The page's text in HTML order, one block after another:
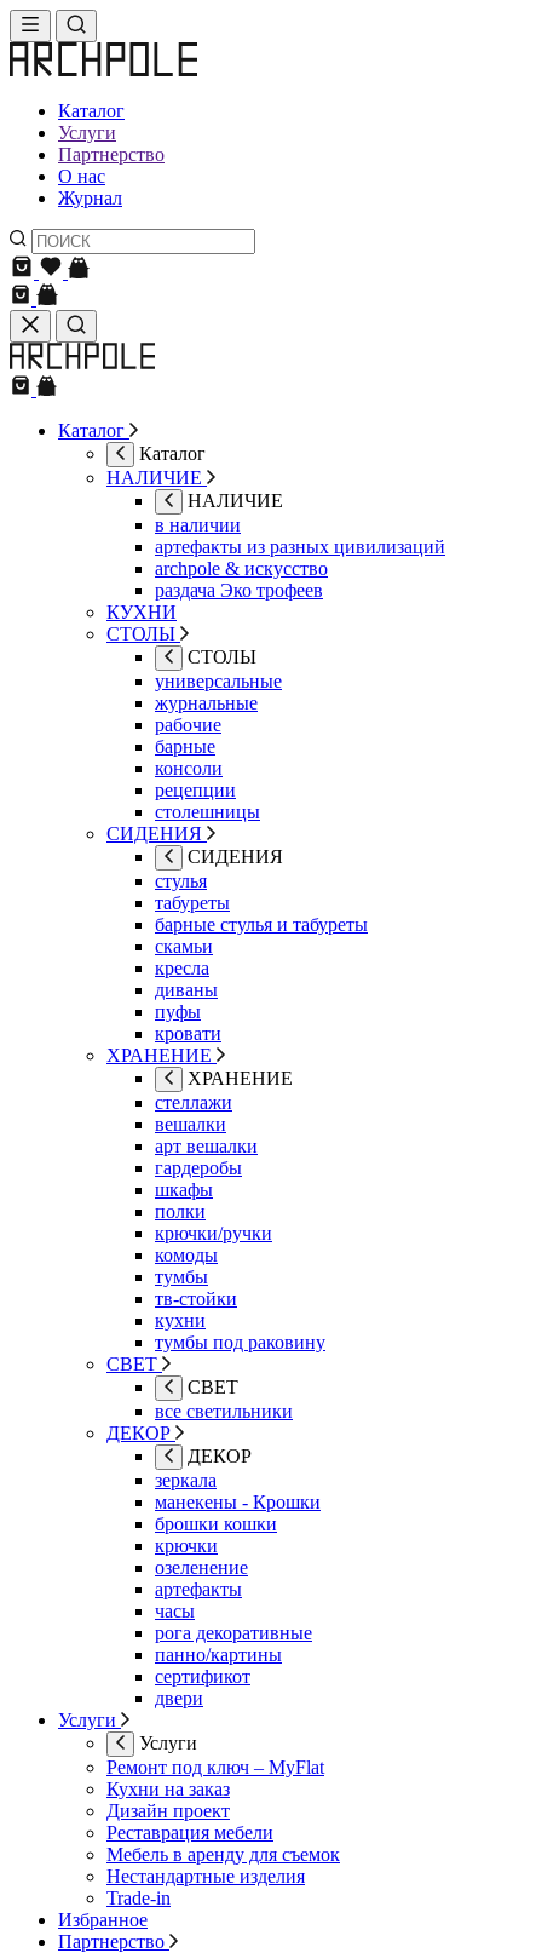
Каталог
Услуги
Партнерство
О нас
Журнал
Каталог
Каталог
НАЛИЧИЕ
НАЛИЧИЕ
в наличии
артефакты из разных цивилизаций
archpole & искусство
раздача Эко трофеев
КУХНИ
СТОЛЫ
СТОЛЫ
универсальные
журнальные
рабочие
барные
консоли
рецепции
столешницы
СИДЕНИЯ
СИДЕНИЯ
стулья
табуреты
барные стулья и табуреты
скамьи
кресла
диваны
пуфы
кровати
ХРАНЕНИЕ
ХРАНЕНИЕ
стеллажи
вешалки
арт вешалки
гардеробы
шкафы
полки
крючки/ручки
комоды
тумбы
тв-стойки
кухни
тумбы под раковину
СВЕТ
СВЕТ
все светильники
ДЕКОР
ДЕКОР
зеркала
манекены - Крошки
брошки кошки
крючки
озеленение
артефакты
часы
рога декоративные
панно/картины
сертификот
двери
Услуги
Услуги
Ремонт под ключ – MyFlat
Кухни на заказ
Дизайн проект
Реставрация мебели
Мебель в аренду для съемок
Нестандартные изделия
Trade-in
Избранное
Партнерство